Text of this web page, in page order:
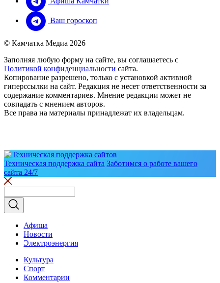
Ваш гороскоп
© Камчатка Медиа 2026
Заполняя любую форму на сайте, вы соглашаетесь с
Политикой конфиденциальности сайта.
Копирование разрешено, только с установкой активной
гиперссылки на сайт. Редакция не несет ответственности за
содержание комментариев. Мнение редакции может не
совпадать с мнением авторов.
Все права на материалы принадлежат их владельцам.
Техническая поддержка сайта Заботимся о работе вашего
сайта 24/7
Афиша
Новости
Электроэнергия
Культура
Спорт
Комментарии